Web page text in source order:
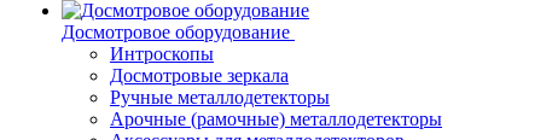
Досмотровое оборудование
Интроскопы
Досмотровые зеркала
Ручные металлодетекторы
Арочные (рамочные) металлодетекторы